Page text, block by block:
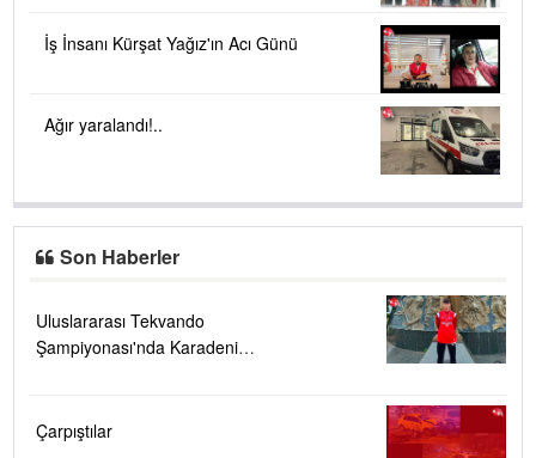
İş İnsanı Kürşat Yağız'ın Acı Günü
Ağır yaralandı!..
Son Haberler
Uluslararası Tekvando
Şampiyonası'nda Karadeniz
Çarpıştılar